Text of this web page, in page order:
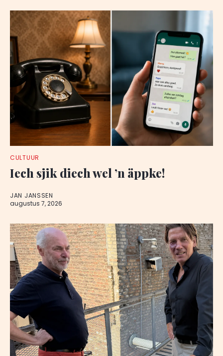
CULTUUR
Iech sjik diech wel ’n äppke!
JAN JANSSEN
augustus 7, 2026